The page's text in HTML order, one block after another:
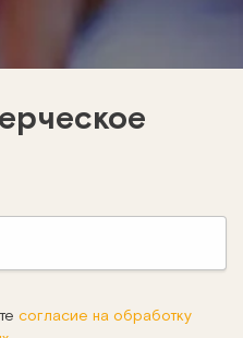
согласие на обработку